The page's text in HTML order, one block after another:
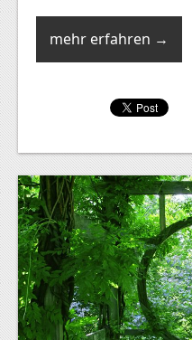
mehr erfahren →